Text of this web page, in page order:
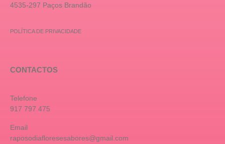
4535-297 Paços Brandão
POLÍTICA DE PRIVACIDADE
CONTACTOS
Telefone
917 797 475
Email
raposodiafloresesabores@gmail.com